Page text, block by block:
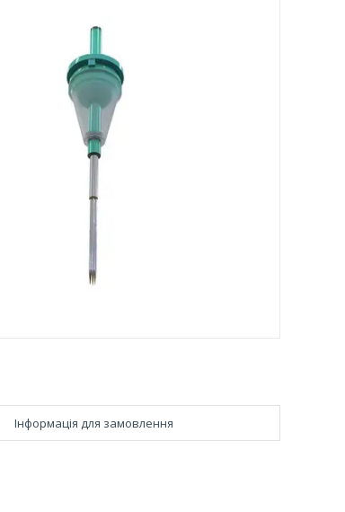
Інформація для замовлення